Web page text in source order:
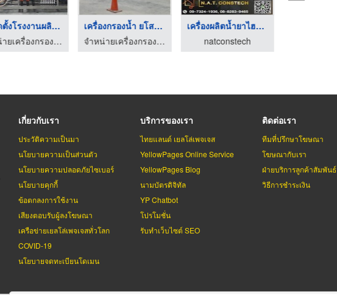
รับติดตั้งโรงงานผลิต ...
จำหน่ายเครื่องกรองน้ำ ยโสธร
เครื่องกรองน้ำ ยโสธร ...
จำหน่ายเครื่องกรองน้ำ ยโสธร
เครื่องผลิตน้ำยาไฮโป ...
natconstech
เกี่ยวกับเรา
ประวัติความเป็นมา
นโยบายความเป็นส่วนตัว
นโยบายความปลอดภัยไซเบอร์
นโยบายคุกกี้
ข้อตกลงการใช้งาน
เสียงตอบรับผู้ลงโฆษณา
เครือข่ายเยลโล่เพจเจสทั่วโลก
COVID-19
นโยบายจดทะเบียนโดเมน
บริการของเรา
ไทยแลนด์ เยลโล่เพจเจส
YellowPages Online Service
YellowPages Blog
นามบัตรดิจิทัล
YP Chatbot
โปรโมชั่น
รับทำเว็บไซต์ SEO
ติดต่อเรา
ทีมที่ปรึกษาโฆษณา
โฆษณากับเรา
ฝ่ายบริการลูกค้าสัมพันธ์
วิธีการชำระเงิน